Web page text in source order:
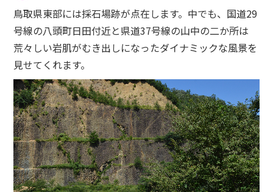
鳥取県東部には採石場跡が点在します。中でも、国道29
号線の八頭町日田付近と県道37号線の山中の二か所は
荒々しい岩肌がむき出しになったダイナミックな風景を
見せてくれます。